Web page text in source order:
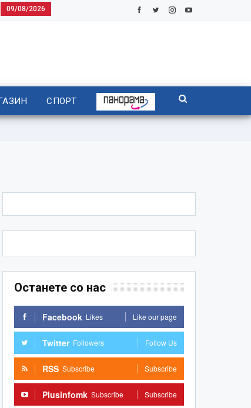
09/08/2026
СПОРТ
Останете со нас
Facebook Likes Like our page
Twitter Followers Follow Us
RSS Subscribe Subscribe
Plusinfomk Subscribe Subscribe